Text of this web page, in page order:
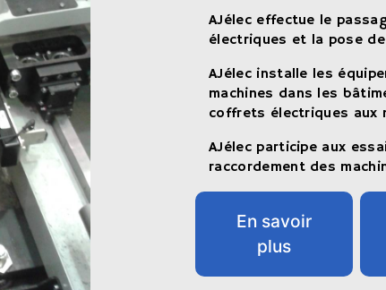
AJélec effectue le
électriques et la pose
AJélec installe les
machines dans les
coffrets électriques aux
AJélec participe aux
raccordement des
En savoir
plus